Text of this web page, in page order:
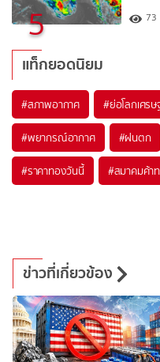
5 73
แท็กยอดนิยม
#สภาพอากาศ #ย่อโลกเศร
#พยากรณ์อากาศ #ฝนตก
#ราคาทองวันนี้ #สมาคมค้า
ข่าวที่เกี่ยวข้อง